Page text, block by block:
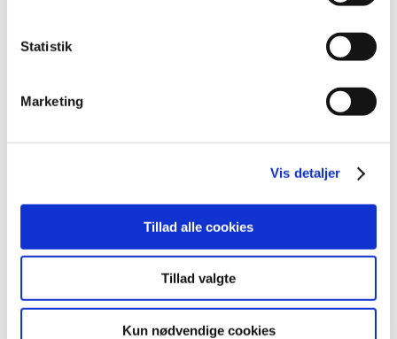
Statistik
Marketing
Vis detaljer
Tillad alle cookies
Tillad valgte
Kun nødvendige cookies
2014 (44)
2010 (7)
2008 (8)
2006 (9)